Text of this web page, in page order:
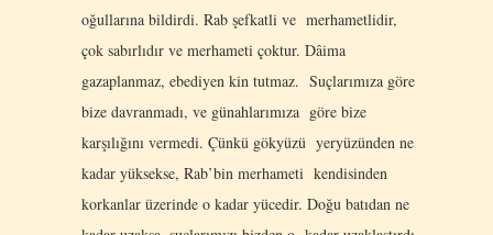
oğullarına bildirdi. Rab şefkatli ve merhametlidir,
çok sabırlıdır ve merhameti çoktur. Dâima
gazaplanmaz, ebediyen kin tutmaz. Suçlarımıza göre
bize davranmadı, ve günahlarımıza göre bize
karşılığını vermedi. Çünkü gökyüzü yeryüzünden ne
kadar yüksekse, Rab’bin merhameti kendisinden
korkanlar üzerinde o kadar yücedir. Doğu batıdan ne